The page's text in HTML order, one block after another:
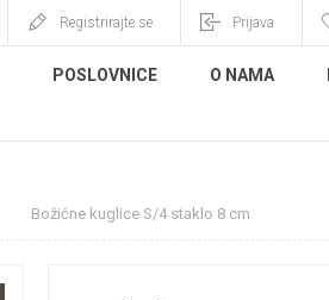
Registrirajte se Prijava
POSLOVNICE O NAMA
Božićne kuglice S/4 staklo 8 cm